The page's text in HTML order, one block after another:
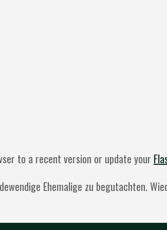
to a recent version or update your
Ehemalige zu begutachten.